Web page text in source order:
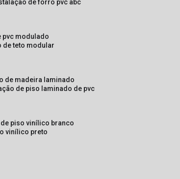
de forro pvc abc
pvc modulado
de teto modular
de madeira laminado
de piso laminado de pvc
de piso vinílico branco
vinílico preto